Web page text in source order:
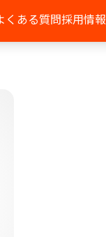
くある質問採用情報